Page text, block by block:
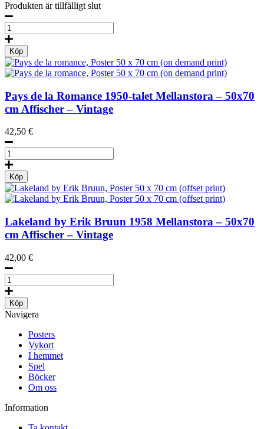
Produkten är tillfälligt slut
Affischlist
51
cm
mängd
Köp
Pays de la Romance 1950-talet Mellanstora – 50x70
cm Affischer – Vintage
42,50 €
Pays
de
la
romance,
Poster
50
x
70
cm
demand
print)
mängd
Köp
Lakeland by Erik Bruun 1958 Mellanstora – 50x70
cm Affischer – Vintage
42,00 €
Lakeland
by
Erik
Bruun,
Poster
(offset
print)
mängd
Köp
Navigera
Posters
Vykort
I hemmet
Spel
Böcker
Om oss
Information